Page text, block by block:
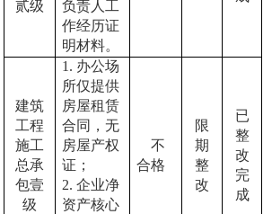
贰级
负责人工
作经历证
明材料。
建筑
工程
施工
总承
包壹
级
1. 办公场
所仅提供
房屋租赁
合同，无
房屋产权
证；
2. 企业净
资产核心
不
合格
限
期
整
改
已
整
改
完
成